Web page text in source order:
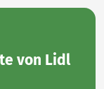
von Lidl